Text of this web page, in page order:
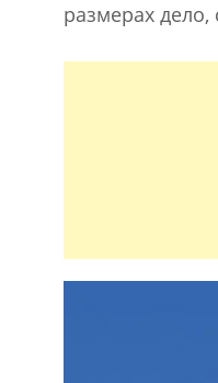
размерах дело,